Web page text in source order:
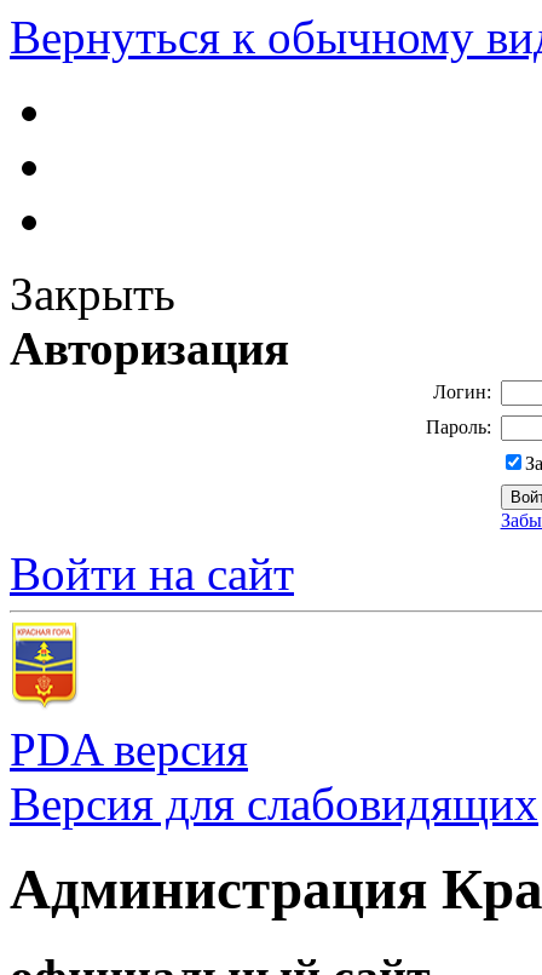
Вернуться к обычному
Закрыть
Авторизация
Логин:
Пароль:
Войти на сайт
PDA версия
Версия для слабовидящих
Администрация